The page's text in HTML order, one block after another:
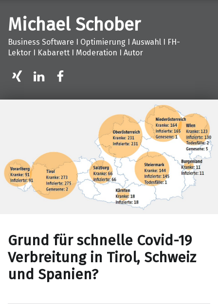
Michael Schober
Business Software I Optimierung I Auswahl I FH-
Lektor I Kabarett I Moderation I Autor
Grund für schnelle Covid-19
Verbreitung in Tirol, Schweiz
und Spanien?